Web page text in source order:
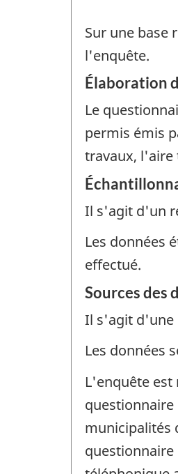
Sur une base
l'enquête.
Élaboration
Le
permis émis
travaux, l'aire
Il s'agit d'un
Les données
effectué.
Sources des
Il s'agit d'une
Les données
L'enquête
municipalités